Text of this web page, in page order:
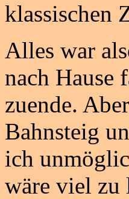
klassischen
Alles war
nach Hause
zuende.
Bahnsteig
ich
wäre viel zu